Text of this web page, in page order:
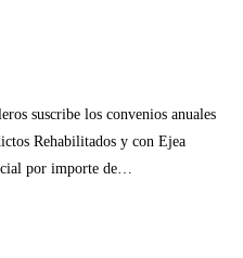
suscribe los convenios anuales
Rehabilitados y con Ejea
por importe de…